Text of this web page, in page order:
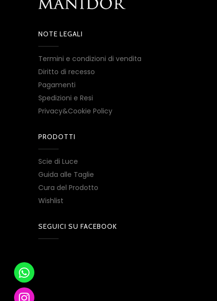
NOTE LEGALI
Termini e condizioni di vendita
Diritto di recesso
Pagamenti
Spedizioni e Resi
Privacy&Cookie Policy
PRODOTTI
Scie di Luce
Guida alle Taglie
Cura del Prodotto
Wishlist
SEGUICI SU FACEBOOK